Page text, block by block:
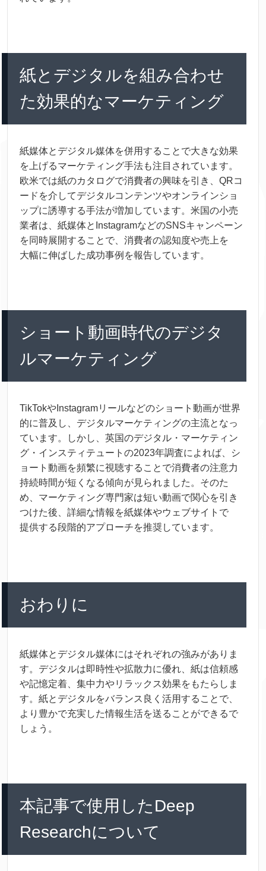
紙とデジタルを組 み合わせ
た効果的なマーケティング
紙媒体とデジタル媒体を併用することで大きな効果
を上げるマーケティング手法も注目 されています。
欧米では紙のカタログで消費者の興味を引 き、QRコ
ードを介 してデジタルコンテンツやオンラインショ
ップに誘導する手法が増加 しています。 米国の小売
業者は、 紙媒体とInstagramなどのSNSキャンペーン
を同時展開することで、 消費者の認知度や売上を
大幅に伸ばした成功事例 を報告しています。
ショート 動画時代のデジタ
ルマーケティング
TikTokやInstagramリールなどのショート 動画が世界
的に普及 し、デジタルマーケティングの主流となっ
ています。しかし、 英国のデジタル・マーケティン
グ・インスティテュートの2023年調査によれば、シ
ョート 動画を頻繁に視聴することで消費者の注意力
持続時間が短 くなる傾向が見られました。そのた
め、マーケティング専門家は短い動画で関心を引 き
つけた後、 詳細な情報 を紙媒体やウェブサイトで
提供する段階的アプローチを推奨しています。
おわりに
紙媒体とデジタル媒体にはそれぞれの強みがありま
す。デジタルは即時性や拡散力に優れ、 紙は信頼感
や記憶定着、 集中力やリラックス効果をもたらしま
す。 紙とデジタルをバランス 良 く 活用することで、
より 豊かで充実 した情報生活を送ることができるで
しょう。
本記事で使用 したDeep
Researchについて